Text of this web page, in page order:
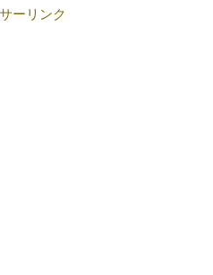
ーリンク